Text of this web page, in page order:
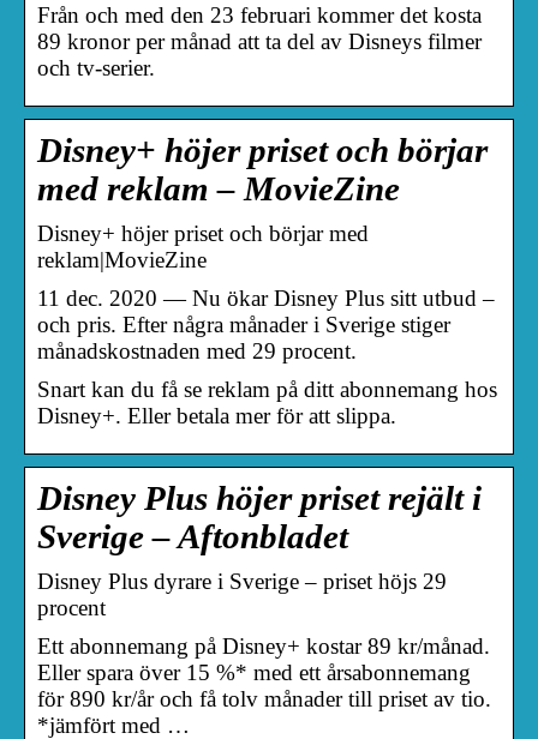
Från och med den 23 februari kommer det kosta
89 kronor per månad att ta del av Disneys filmer
och tv-serier.
Disney+ höjer priset och börjar
med reklam – MovieZine
Disney+ höjer priset och börjar med
reklam|MovieZine
11 dec. 2020 — Nu ökar Disney Plus sitt utbud –
och pris. Efter några månader i Sverige stiger
månadskostnaden med 29 procent.
Snart kan du få se reklam på ditt abonnemang hos
Disney+. Eller betala mer för att slippa.
Disney Plus höjer priset rejält i
Sverige – Aftonbladet
Disney Plus dyrare i Sverige – priset höjs 29
procent
Ett abonnemang på Disney+ kostar 89 kr/månad.
Eller spara över 15 %* med ett årsabonnemang
för 890 kr/år och få tolv månader till priset av tio.
*jämfört med …